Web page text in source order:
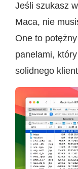
Jeśli szukasz
Maca, nie
One to
panelami,
solidnego